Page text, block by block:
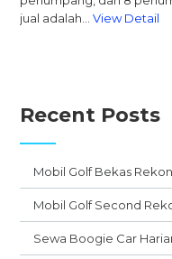
jual adalah…View Detail
Recent Posts
Mobil Golf Bekas
Mobil Golf Second
Sewa Boogie Car